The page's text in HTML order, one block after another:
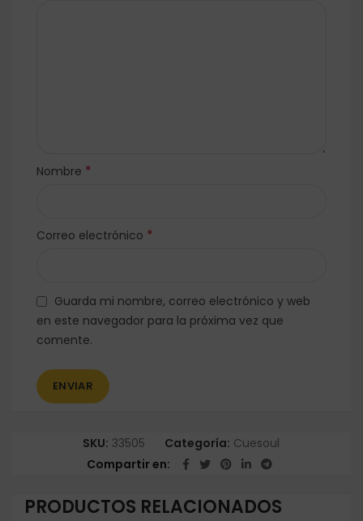
Nombre *
Correo electrónico *
Guarda mi nombre, correo electrónico y web
en este navegador para la próxima vez que
comente.
SKU: 33505 Categoría: Cuesoul
Compartir en
PRODUCTOS RELACIONADOS